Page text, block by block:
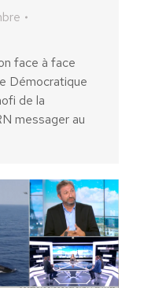
face à face
Démocratique
de la
messager au